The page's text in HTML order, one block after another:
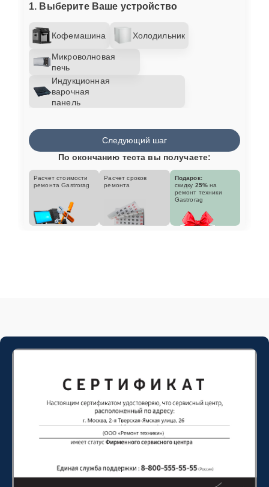
1. Выберите Ваше устройство
Кофемашина Холодильник
Микроволновая
печь
Индукционная
варочная
панель
Следующий шаг
По окончанию теста вы получаете:
Расчет стоимости
ремонта Gastrorag
Расчет сроков
ремонта
Подарок:
скидку 25% на
ремонт техники
Gastrorag